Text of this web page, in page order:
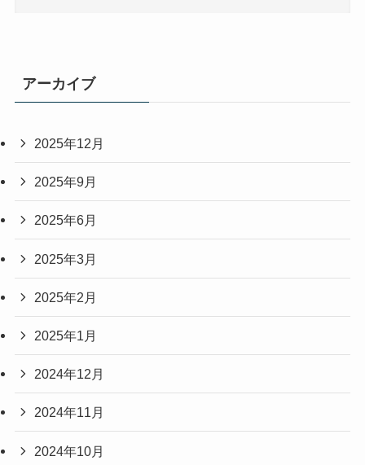
アーカイブ
2025年12月
2025年9月
2025年6月
2025年3月
2025年2月
2025年1月
2024年12月
2024年11月
2024年10月